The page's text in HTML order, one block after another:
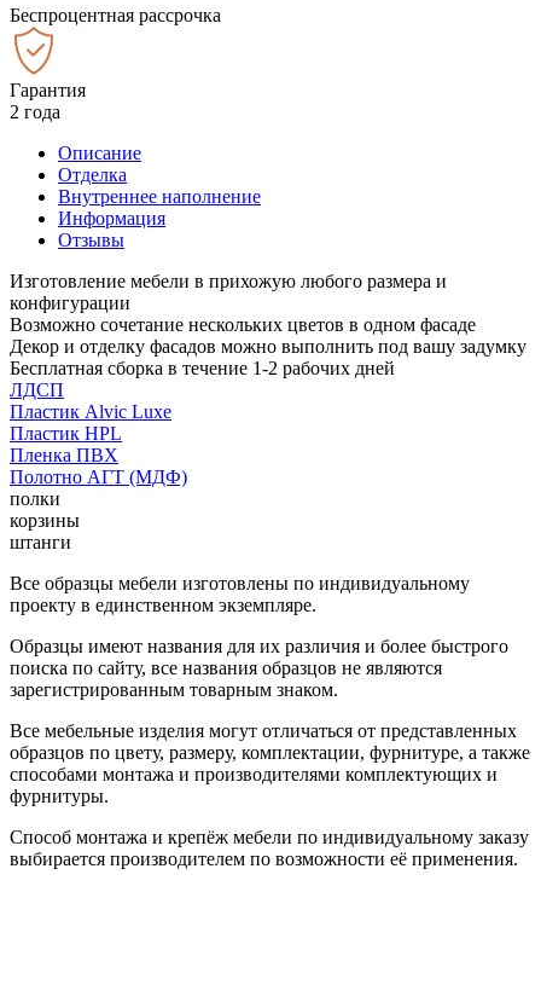
Беспроцентная рассрочка
Гарантия
2 года
Описание
Отделка
Внутреннее наполнение
Информация
Отзывы
Изготовление мебели в прихожую любого размера и
конфигурации
Возможно сочетание нескольких цветов в одном фасаде
Декор и отделку фасадов можно выполнить под вашу задумку
Бесплатная сборка в течение 1-2 рабочих дней
ЛДСП
Пластик Alvic Luxe
Пластик HPL
Пленка ПВХ
Полотно АГТ (МДФ)
полки
корзины
штанги
Все образцы мебели изготовлены по индивидуальному
проекту в единственном экземпляре.
Образцы имеют названия для их различия и более быстрого
поиска по сайту, все названия образцов не являются
зарегистрированным товарным знаком.
Все мебельные изделия могут отличаться от представленных
образцов по цвету, размеру, комплектации, фурнитуре, а также
способами монтажа и производителями комплектующих и
фурнитуры.
Способ монтажа и крепёж мебели по индивидуальному заказу
выбирается производителем по возможности её применения.